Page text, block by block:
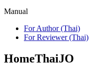
Manual
For Author (Thai)
For Reviewer (Thai)
HomeThaiJO